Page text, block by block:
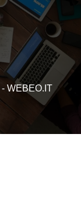
WEBEO.IT